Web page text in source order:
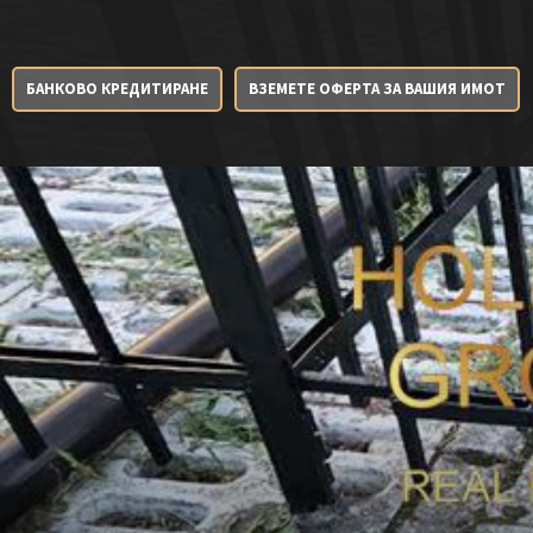
БАНКОВО КРЕДИТИРАНЕ ВЗЕМЕТЕ ОФЕРТА ЗА ВАШИЯ ИМОТ